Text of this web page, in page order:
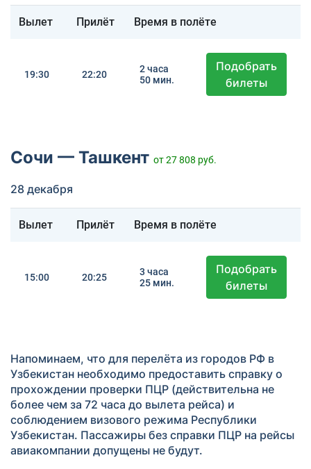
Вылет Прилёт Время в полёте
19:30 22:20
2 часа
50 мин.
Подобрать
билеты
Сочи — Ташкент от 27 808 руб.
28 декабря
Вылет Прилёт Время в полёте
15:00 20:25
3 часа
25 мин.
Подобрать
билеты
Напоминаем, что для перелёта из городов РФ в
Узбекистан необходимо предоставить справку о
прохождении проверки ПЦР (действительна не
более чем за 72 часа до вылета рейса) и
соблюдением визового режима Республики
Узбекистан. Пассажиры без справки ПЦР на рейсы
авиакомпании допущены не будут.